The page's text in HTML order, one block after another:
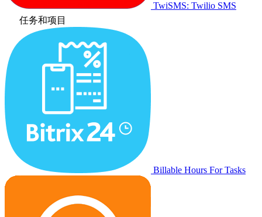
TwiSMS: Twilio SMS
任务和项目
Billable Hours For Tasks